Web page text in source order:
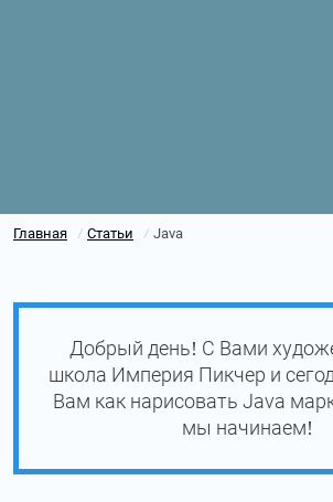
Главная / Статьи / Java
Добрый день! С Вами
школа Империя Пикчер и
Вам как нарисовать Java
мы начинаем!